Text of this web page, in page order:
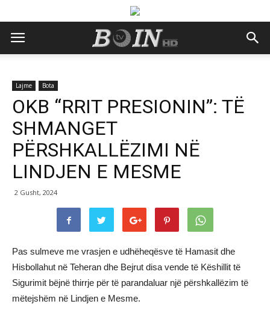
Lajme Bota
OKB “RRIT PRESIONIN”: TË
SHMANGET
PËRSHKALLËZIMI NË
LINDJEN E MESME
2 Gusht, 2024
Pas sulmeve me vrasjen e udhëheqësve të Hamasit dhe
Hisbollahut në Teheran dhe Bejrut disa vende të Këshillit të
Sigurimit bëjnë thirrje për të parandaluar një përshkallëzim të
mëtejshëm në Lindjen e Mesme.